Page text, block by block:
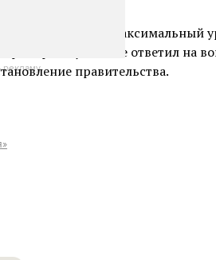
рекламу
аэропорты ввели максимальный
Аэропорт Внуково не ответил на
правительства.